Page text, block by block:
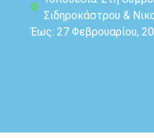
Σιδηροκάστρου &
Έως: 27 Φεβρουαρίου,